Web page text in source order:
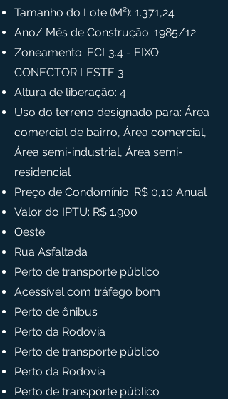
Tamanho do Lote (M²): 1.371,24
Ano/ Mês de Construção: 1985/12
Zoneamento: ECL3.4 - EIXO
CONECTOR LESTE 3
Altura de liberação: 4
Uso do terreno designado para: Área
comercial de bairro, Área comercial,
Área semi-industrial, Área semi-
residencial
Preço de Condomínio: R$ 0,10 Anual
Valor do IPTU: R$ 1.900
Oeste
Rua Asfaltada
Perto de transporte público
Acessível com tráfego bom
Perto de ônibus
Perto da Rodovia
Perto de transporte público
Perto da Rodovia
Perto de transporte público